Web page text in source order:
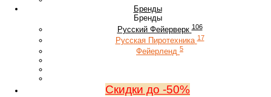
Бренды
Бренды
Русский Фейерверк 106
Русская Пиротехника 17
Фейерленд 5
Скидки до -50%